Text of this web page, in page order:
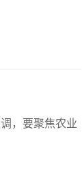
，要聚焦农业